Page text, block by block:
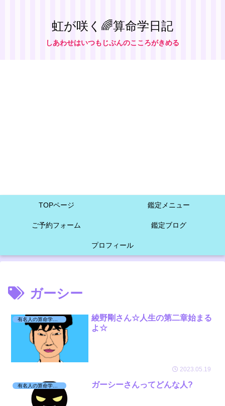
虹が咲く🌈算命学日記
しあわせはいつもじぶんのこころがきめる
TOPページ 鑑定メニュー
ご予約フォーム 鑑定ブログ
プロフィール
ガーシー
有名人の算命学日記☆
綾野剛さん☆人生の第二章始まる
よ☆
2023.05.19
有名人の算命学日記☆ ガーシーさんってどんな人?